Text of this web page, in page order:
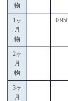
物
1ヶ
月
物
2ヶ
月
物
3ヶ
月